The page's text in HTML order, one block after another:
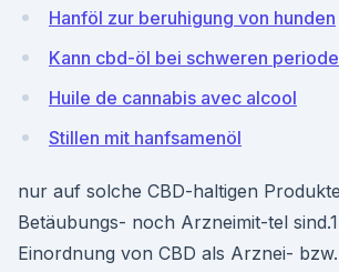
Hanföl zur beruhigung von hunden
Kann cbd-öl bei schweren
Huile de cannabis avec alcool
Stillen mit hanfsamenöl
nur auf solche CBD-haltigen
Betäubungs- noch Arzneimit-tel
Einordnung von CBD als Arznei- bzw.